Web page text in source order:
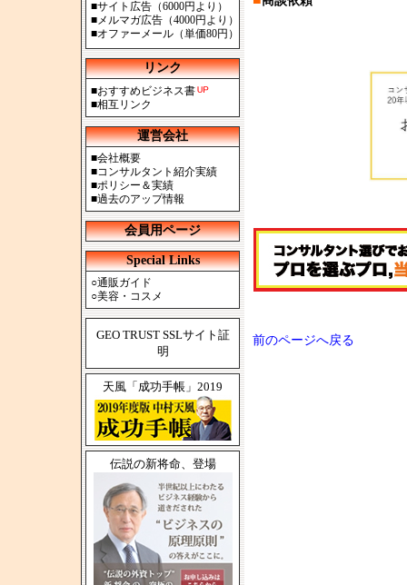
■サイト広告（6000円より）
■メルマガ広告（4000円より）
■オファーメール（単価80円）
リンク
■おすすめビジネス書
■相互リンク
運営会社
■会社概要
■コンサルタント紹介実績
■ポリシー＆実績
■過去のアップ情報
会員用ページ
Special Links
○通販ガイド
○美容・コスメ
GEO TRUST SSLサイト証
明
天風「成功手帳」2019
伝説の新将命、登場
前のページへ戻る